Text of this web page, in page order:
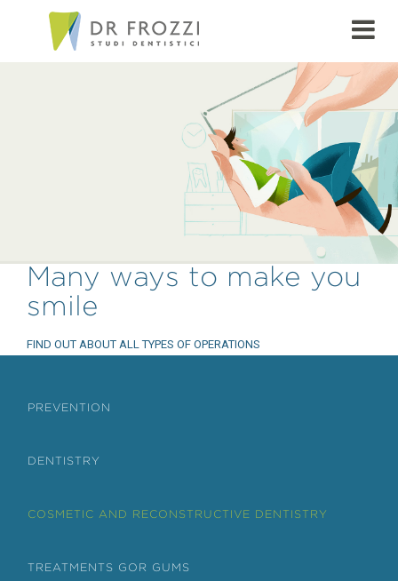
Many ways to make you
smile
FIND OUT ABOUT ALL TYPES OF OPERATIONS
PREVENTION
DENTISTRY
COSMETIC AND RECONSTRUCTIVE DENTISTRY
TREATMENTS GOR GUMS